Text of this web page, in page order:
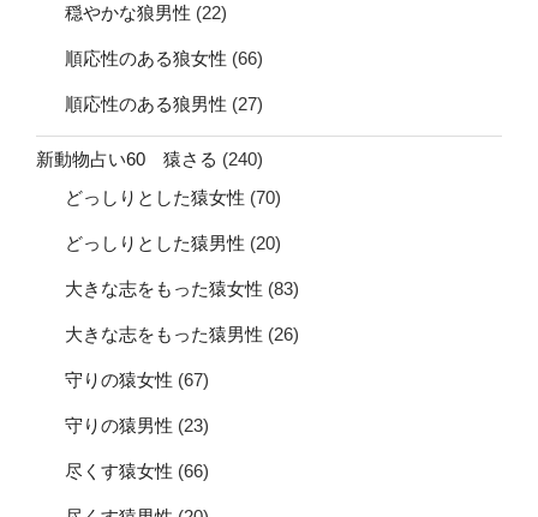
穏やかな狼男性 (22)
順応性のある狼女性 (66)
順応性のある狼男性 (27)
新動物占い60 猿さる (240)
どっしりとした猿女性 (70)
どっしりとした猿男性 (20)
大きな志をもった猿女性 (83)
大きな志をもった猿男性 (26)
守りの猿女性 (67)
守りの猿男性 (23)
尽くす猿女性 (66)